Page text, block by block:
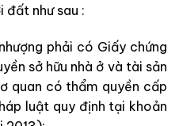
đất như sau :
phải có Giấy chứng
sở hữu nhà ở và tài sản
quan có thẩm quyền cấp
luật quy định tại khoản